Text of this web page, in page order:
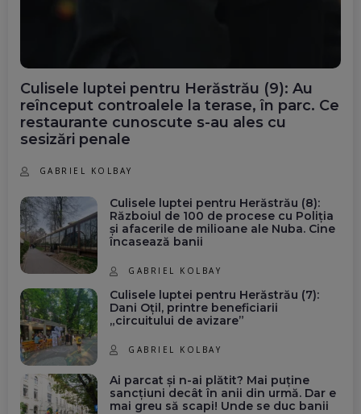
Culisele luptei pentru Herăstrău (9): Au
reînceput controalele la terase, în parc. Ce
restaurante cunoscute s-au ales cu
sesizări penale
GABRIEL KOLBAY
Culisele luptei pentru Herăstrău (8):
Războiul de 100 de procese cu Poliția
și afacerile de milioane ale Nuba. Cine
încasează banii
GABRIEL KOLBAY
Culisele luptei pentru Herăstrău (7):
Dani Oțil, printre beneficiarii
„circuitului de avizare”
GABRIEL KOLBAY
Ai parcat și n-ai plătit? Mai puține
sancțiuni decât în anii din urmă. Dar e
mai greu să scapi! Unde se duc banii